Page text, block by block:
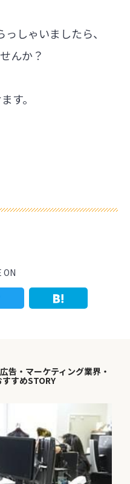
しゃいましたら、
んか？
す。
ON
告・マーケティング業界・
すめSTORY